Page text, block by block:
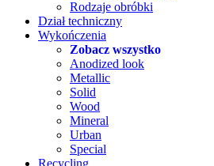
Rodzaje obróbki
Dział techniczny
Wykończenia
Zobacz wszystko
Anodized look
Metallic
Solid
Wood
Mineral
Urban
Special
Recycling